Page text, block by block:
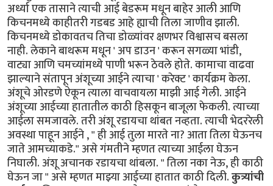
अर्ध्या एक तासाने त्याची आई बेडरूम मधून बाहेर आली आणि
किचनमध्ये काहीतरी गडबड आहे ह्याची तिला जाणीव झाली.
किचनमध्ये डोकावतच तिचा डोळ्यांवर क्षणभर विश्वासच बसला
नाही. लेकाने बाथरूम मधून ' अप डाउन ' करून सगळ्या भांडी,
वाट्या आणि चमच्यांमध्ये पाणी भरून ठेवले होते. कामाचा वाढवा
झाल्याने संतापून अंशूच्या आईने त्याचा ' करेक्ट ' कार्यक्रम केला.
अंशूचे ओरडणे ऐकून त्याला वाचवायला माझी आई गेली. आईने
अंशूच्या आईच्या हातातील काठी हिसकून बाजूला फेकली. त्याच्या
आईला समजावले. तरी अंशू रडायचा थांबत नव्हता. त्याची भेदररेली
अवस्था पाहून आईने , " ही आई तुला मारते ना? आता तिला घेऊनच
जाते आमच्याकडे." असे गंमतीने म्हणत त्याच्या आईला घेऊन
निघाली. अंशू अचानक रडायचा थांबला. " तिला नका नेऊ, ही काठी
घेऊन जा " असे म्हणत माझ्या आईच्या हातात काठी दिली.कुत्र्यांची